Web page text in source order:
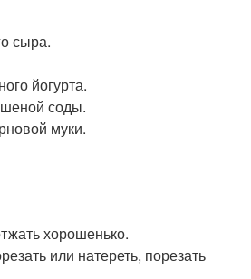
сыра.
йогурта.
соды.
муки.
хорошенько.
или натереть, порезать